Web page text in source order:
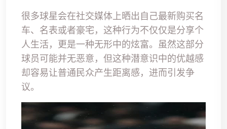
很多球星会在社交媒体上晒出自己最新购买名
车、名表或者豪宅，这种行为不仅仅是分享个
人生活，更是一种无形中的炫富。虽然这部分
球员可能并无恶意，但这种潜意识中的优越感
却容易让普通民众产生距离感，进而引发争
议。